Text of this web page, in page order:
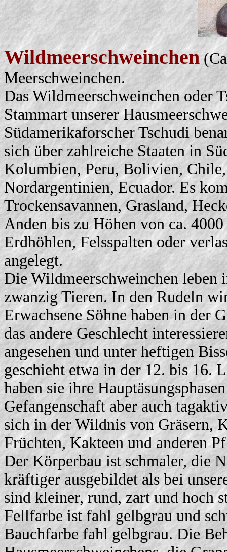
Wildmeerschweinchen
Meerschweinchen.
Das Wildmeerschweinchen oder
Stammart unserer
Südamerikaforscher Tschudi
sich über zahlreiche Staaten in
Kolumbien, Peru, Bolivien,
Nordargentinien, Ecuador. Es
Trockensavannen, Grasland,
Anden bis zu Höhen von ca.
Erdhöhlen, Felsspalten oder
angelegt.
Die Wildmeerschweinchen leben
zwanzig Tieren. In den Rudeln
Erwachsene Söhne haben in der
das andere Geschlecht
angesehen und unter heftigen
geschieht etwa in der 12. bis 16.
haben sie ihre
Gefangenschaft aber auch
sich in der Wildnis von Gräsern,
Früchten, Kakteen und anderen
Der Körperbau ist schmaler, die
kräftiger ausgebildet als bei
sind kleiner, rund, zart und hoch
Fellfarbe ist fahl gelbgrau und
Bauchfarbe fahl gelbgrau. Die